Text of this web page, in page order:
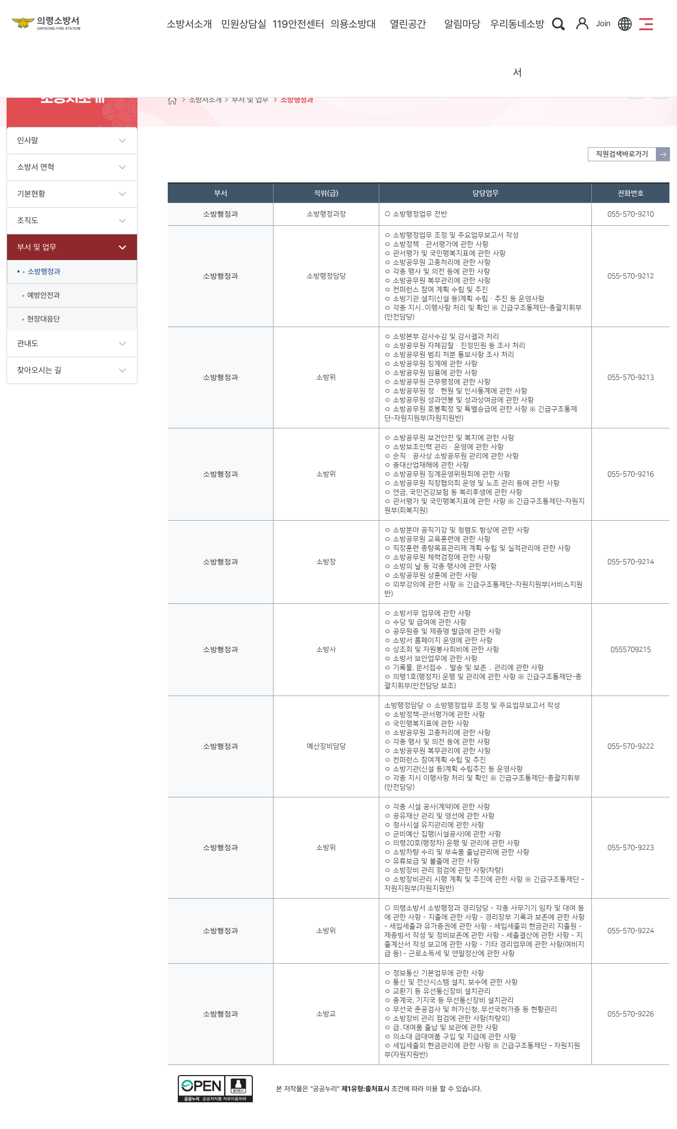
소방서소개 민원상담실 119안전센터 의용소방대 열린공간 알림마당 우리동네소방
서
Join
소방서소개
인사말
소방서 연혁
기본현황
조직도
부서 및 업무
소방행정과
예방안전과
현장대응단
관내도
찾아오시는 길
소방서소개 부서 및 업무 소방행정과
직원검색바로가기
부서 직위(급) 담당업무 전화번호
소방행정과 소방행정과장 ○ 소방행정업무 전반 055-570-9210
소방행정과 소방행정담당
ㅇ 소방행정업무 조정 및 주요업무보고서 작성
ㅇ 소방정책·관서평가에 관한 사항
ㅇ 관서평가 및 국민행복지표에 관한 사항
ㅇ 소방공무원 고충처리에 관한 사항
ㅇ 각종 행사 및 의전 등에 관한 사항
ㅇ 소방공무원 복무관리에 관한 사항
ㅇ 컨퍼런스 참여 계획 수립 및 추진
ㅇ 소방기관 설치(신설 등)계획 수립·추진 등 운영사항
ㅇ 각종 지시․이행사항 처리 및 확인 ※ 긴급구조통제단-총괄지휘부
(안전담당)
055-570-9212
소방행정과 소방위
ㅇ 소방본부 감사수감 및 감사결과 처리
ㅇ 소방공무원 자체감찰·진정민원 등 조사 처리
ㅇ 소방공무원 범죄 처분 통보사항 조사 처리
ㅇ 소방공무원 징계에 관한 사항
ㅇ 소방공무원 임용에 관한 사항
ㅇ 소방공무원 근무평정에 관한 사항
ㅇ 소방공무원 정·현원 및 인사통계에 관한 사항
ㅇ 소방공무원 성과연봉 및 성과상여금에 관한 사항
ㅇ 소방공무원 호봉획정 및 특별승급에 관한 사항 ※ 긴급구조통제
단-자원지원부(자원지원반)
055-570-9213
소방행정과 소방위
ㅇ 소방공무원 보건안전 및 복지에 관한 사항
ㅇ 소방보조인력 관리·운영에 관한 사항
ㅇ 순직·공사상 소방공무원 관리에 관한 사항
ㅇ 중대산업재해에 관한 사항
ㅇ 소방공무원 징계운영위원회에 관한 사항
ㅇ 소방공무원 직장협의회 운영 및 노조 관리 등에 관한 사항
ㅇ 연금, 국민건강보험 등 복리후생에 관한 사항
ㅇ 관서평가 및 국민행복지표에 관한 사항 ※ 긴급구조통제단-자원지
원부(회복지원)
055-570-9216
소방행정과 소방장
ㅇ 소방분야 공직기강 및 청렴도 향상에 관한 사항
ㅇ 소방공무원 교육훈련에 관한 사항
ㅇ 직장훈련 총량목표관리제 계획 수립 및 실적관리에 관한 사항
ㅇ 소방공무원 체력검정에 관한 사항
ㅇ 소방의 날 등 각종 행사에 관한 사항
ㅇ 소방공무원 상훈에 관한 사항
ㅇ 외부강의에 관한 사항 ※ 긴급구조통제단-자원지원부(서비스지원
반)
055-570-9214
소방행정과 소방사
ㅇ 소방서무 업무에 관한 사항
ㅇ 수당 및 급여에 관한 사항
ㅇ 공무원증 및 제증명 발급에 관한 사항
ㅇ 소방서 홈페이지 운영에 관한 사항
ㅇ 상조회 및 자원봉사회비에 관한 사항
ㅇ 소방서 보안업무에 관한 사항
ㅇ 기록물, 문서접수 ․ 발송 및 보존 ․ 관리에 관한 사항
ㅇ 의령1호(행정차) 운행 및 관리에 관한 사항 ※ 긴급구조통제단-총
괄지휘부(안전담당 보조)
0555709215
소방행정과 예산장비담당
소방행정담당 ㅇ 소방행정업무 조정 및 주요업무보고서 작성
ㅇ 소방정책-관서평가에 관한 사항
ㅇ 국민행복지표에 관한 사항
ㅇ 소방공무원 고충처리에 관한 사항
ㅇ 각종 행사 및 의전 등에 관한 사항
ㅇ 소방공무원 복무관리에 관한 사항
ㅇ 컨퍼런스 참여계획 수립 및 추진
ㅇ 소방기관(신설 등)계획 수립추진 등 운영사항
ㅇ 각종 지시 이행사항 처리 및 확인 ※ 긴급구조통제단-총괄지휘부
(안전담당)
055-570-9222
소방행정과 소방위
ㅇ 각종 시설 공사(계약)에 관한 사항
ㅇ 공유재산 관리 및 영선에 관한 사항
ㅇ 청사시설 유지관리에 관한 사항
ㅇ 군비예산 집행(시설공사)에 관한 사항
ㅇ 의령20호(행정차) 운행 및 관리에 관한 사항
ㅇ 소방차량 수리 및 부속품 출납관리에 관한 사항
ㅇ 유류보급 및 불출에 관한 사항
ㅇ 소방장비 관리 점검에 관한 사항(차량)
ㅇ 소방장비관리 시행 계획 및 추진에 관한 사항 ※ 긴급구조통제단 –
자원지원부(자원지원반)
055-570-9223
소방행정과 소방위
○ 의령소방서 소방행정과 경리담당 - 각종 사무기기 임차 및 대여 등
에 관한 사항 - 지출에 관한 사항 - 경리장부 기록과 보존에 관한 사항
- 세입세출과 유가증권에 관한 사항 - 세입세출외 현금관리 지출원 -
제증빙서 작성 및 정비보존에 관한 사항 - 세출결산에 관한 사항 - 지
출계산서 작성 보고에 관한 사항 - 기타 경리업무에 관한 사항(여비지
급 등) - 근로소득세 및 연말정산에 관한 사항
055-570-9224
소방행정과 소방교
ㅇ 정보통신 기본업무에 관한 사항
ㅇ 통신 및 전산시스템 설치, 보수에 관한 사항
ㅇ 교환기 등 유선통신장비 설치관리
ㅇ 중계국, 기지국 등 무선통신장비 설치관리
ㅇ 무선국 준공검사 및 허가신청, 무선국허가증 등 현황관리
ㅇ 소방장비 관리 점검에 관한 사항(차량외)
ㅇ 급․대여품 출납 및 보관에 관한 사항
ㅇ 의소대 급대여품 구입 및 지급에 관한 사항
ㅇ 세입세출외 현금관리에 관한 사항 ※ 긴급구조통제단 – 자원지원
부(자원지원반)
055-570-9226
본 저작물은 "공공누리"제1유형:출처표시 조건에 따라 이용 할 수 있습니다.